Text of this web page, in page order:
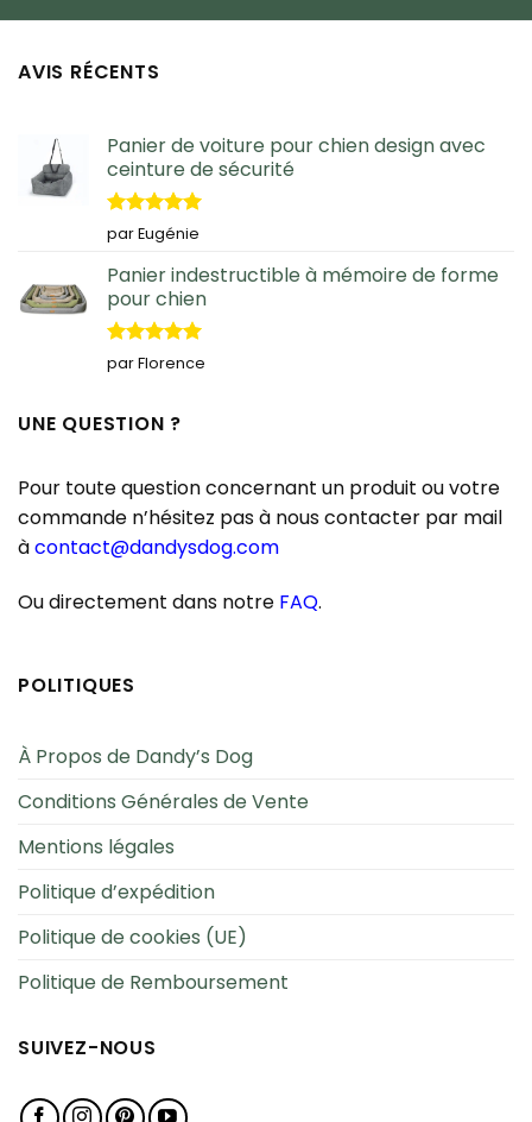
AVIS RÉCENTS
Panier de voiture pour chien design avec
ceinture de sécurité
Note5sur
5
par Eugénie
Panier indestructible à mémoire de forme
pour chien
Note5sur
5
par Florence
UNE QUESTION ?
Pour toute question concernant un produit ou votre
commande n’hésitez pas à nous contacter par mail
àcontact@dandysdog.com
Ou directement dans notre FAQ.
POLITIQUES
À Propos de Dandy’s Dog
Conditions Générales de Vente
Mentions légales
Politique d’expédition
Politique de cookies (UE)
Politique de Remboursement
SUIVEZ-NOUS